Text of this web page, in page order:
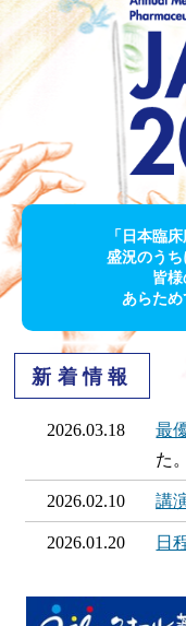
「日本臨
盛況のうち
皆様
あらため
新着情報
2026.03.18 最
た。
2026.02.10 講
2026.01.20 日
2026.01.06 市